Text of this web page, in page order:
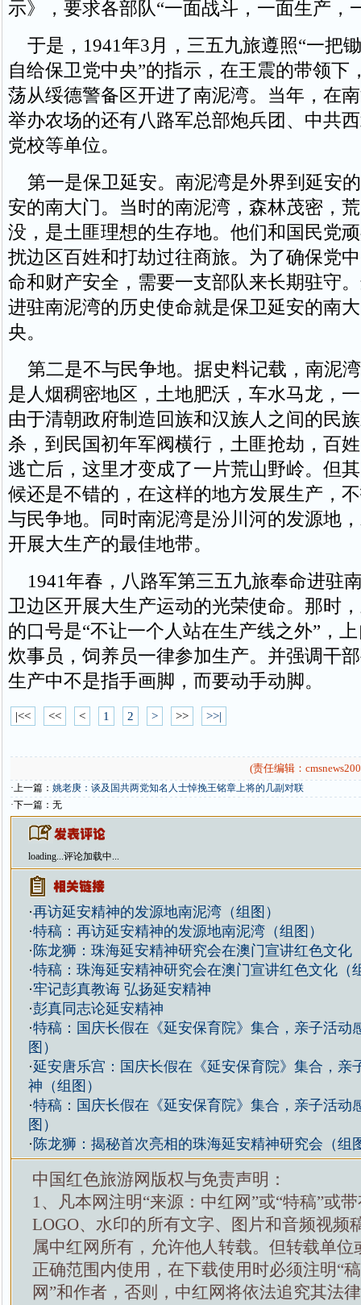
示》，要求各部队“一面战斗，一面生产，
于是，1941年3月，三五九旅遵照“一把
自给保卫党中央”的指示，在王震的带领下
荡从绥德警备区开进了南泥湾。当年，在
举办农场的还有八路军总部炮兵团、中共
党校等单位。
第一是保卫延安。南泥湾是外界到延安
安的南大门。当时的南泥湾，森林茂密，
没，是土匪理想的生存地。他们和国民党
扰边区百姓和打劫过往商旅。为了确保党
命和财产安全，需要一支部队来长期驻守
进驻南泥湾的历史使命就是保卫延安的南
央。
第二是不与民争地。据史料记载，南泥
是人烟稠密地区，土地肥沃，车水马龙，
由于清朝政府制造回族和汉族人之间的民
杀，到民国初年军阀横行，土匪抢劫，百
逃亡后，这里才变成了一片荒山野岭。但
候还是不错的，在这样的地方发展生产，
与民争地。同时南泥湾是汾川河的发源地
开展大生产的最佳地带。
1941年春，八路军第三五九旅奉命进驻
卫边区开展大生产运动的光荣使命。那时
的口号是“不让一个人站在生产线之外”，
炊事员，饲养员一律参加生产。并强调干
生产中不是指手画脚，而要动手动脚。
|<< << < 1 2 > >> >>|
(责任编辑：
·上一篇： 姚老庚：谈及国共两党知名人士悼挽王铭章上将的几副对联
·下一篇：无
loading...评论加载中...
·再访延安精神的发源地南泥湾（组图）
·特稿：再访延安精神的发源地南泥湾（组图）
· 陈龙狮：珠海延安精神研究会在澳门宣讲红色文化
·特稿：珠海延安精神研究会在澳门宣讲红色文化（
·牢记彭真教诲 弘扬延安精神
·彭真同志论延安精神
·特稿：国庆长假在《延安保育院》集合，亲子活动
图）
·延安唐乐宫：国庆长假在《延安保育院》集合，亲
神（组图）
·特稿：国庆长假在《延安保育院》集合，亲子活动
图）
· 陈龙狮：揭秘首次亮相的珠海延安精神研究会（组
中国红色旅游网版权与免责声明：
1、凡本网注明“来源：中红网”或“特稿”或
LOGO、水印的所有文字、图片和音频视频
属中红网所有，允许他人转载。但转载单位
正确范围内使用，在下载使用时必须注明“
网”和作者，否则，中红网将依法追究其法